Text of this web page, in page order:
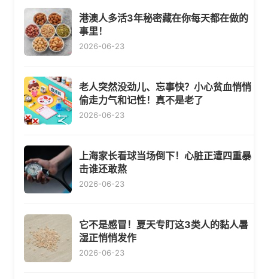
港澳人多活3年秘密藏在你每天都在做的
事里！
2026-06-23
老人突然没劲儿、忘事快？小心贫血悄悄
偷走力气和记性！真不是老了
2026-06-23
上海家长看球当场倒下！心脏正遭四重暴
击谁还敢熬
2026-06-23
它不是感冒！夏天专盯这3类人的黏人暑
湿正悄悄发作
2026-06-23